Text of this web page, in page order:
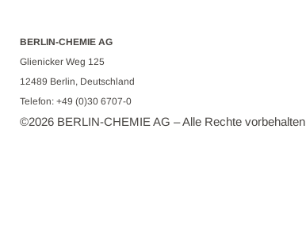
BERLIN-CHEMIE AG
Glienicker Weg 125
12489 Berlin, Deutschland
Telefon: +49 (0)30 6707-0
©2026 BERLIN-CHEMIE AG – Alle Rechte vorbehalten